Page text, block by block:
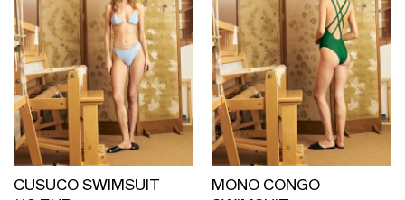
CUSUCO SWIMSUIT
MONO CONGO